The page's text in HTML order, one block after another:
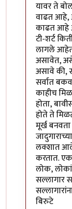
यावर ते
वाढत आहे,
काढत आहे
टी-शर्ट
लागले
असावेत,
असावे की,
सर्वात
काहीच
होता,
होते ते
मूर्ख
लक्शात
करतात.
लोक,
सल्लागार
बिरुटे